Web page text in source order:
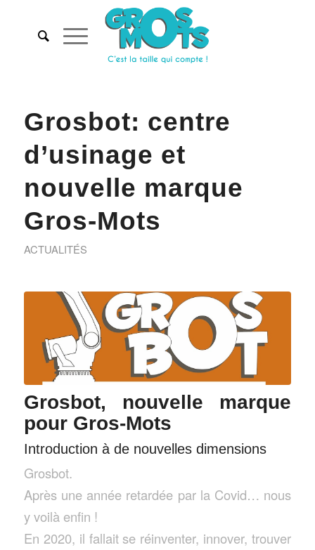
Grosbot: centre
d’usinage et
nouvelle marque
Gros-Mots
ACTUALITÉS
Grosbot, nouvelle marque
pour Gros-Mots
Introduction à de nouvelles dimensions
Grosbot.
Après une année retardée par la Covid… nous
y voilà enfin !
En 2020, il fallait se réinventer, innover, trouver